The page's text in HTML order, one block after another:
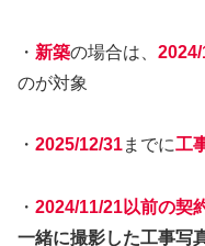
・ 新築の場合は、
のが対象
・ 2025/12/31までに工
・ 2024/11/21以前の契
一緒に撮影した工事写